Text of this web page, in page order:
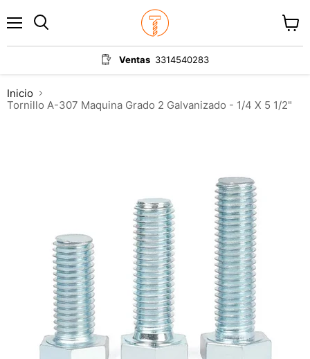
Ventas 3314540283
carrito
Inicio
Tornillo A-307 Maquina Grado 2 Galvanizado - 1/4 X 5 1/2"